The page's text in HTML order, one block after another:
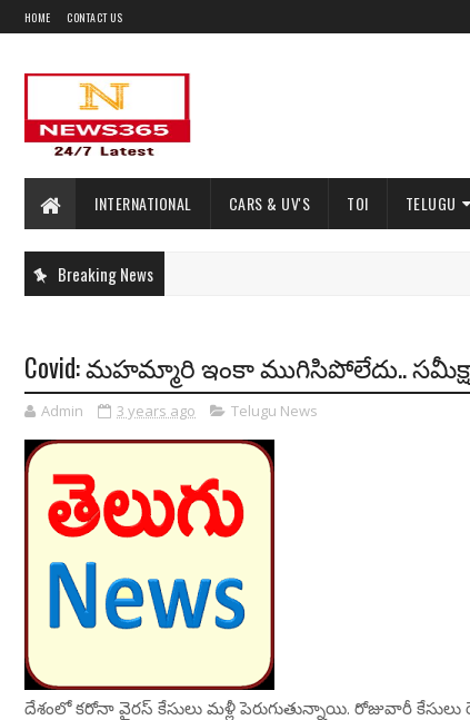
HOME CONTACT US
INTERNATIONAL CARS & UV'S TOI TELUGU
Breaking News
Covid: మహమ్మారి ఇంకా ముగిసిపోలేదు..
Admin 3 years ago Telugu News
దేశంలో కరోనా వైరస్ కేసులు మళ్లీ పెరుగుతున్నాయి. రోజువారీ